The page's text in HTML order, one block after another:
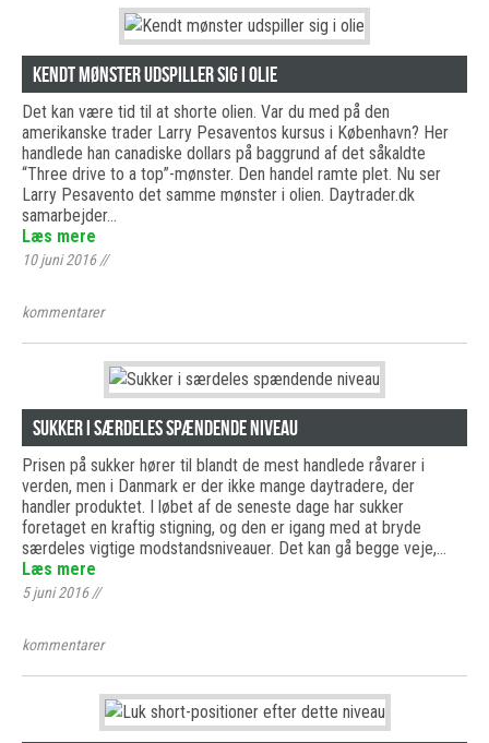
Kendt mønster udspiller sig i olie
Det kan være tid til at shorte olien. Var du med på den
amerikanske trader Larry Pesaventos kursus i København? Her
handlede han canadiske dollars på baggrund af det såkaldte
“Three drive to a top”-mønster. Den handel ramte plet. Nu ser
Larry Pesavento det samme mønster i olien. Daytrader.dk
samarbejder…
Læs mere
10 juni 2016//
kommentarer
Sukker i særdeles spændende niveau
Prisen på sukker hører til blandt de mest handlede råvarer i
verden, men i Danmark er der ikke mange daytradere, der
handler produktet. I løbet af de seneste dage har sukker
foretaget en kraftig stigning, og den er igang med at bryde
særdeles vigtige modstandsniveauer. Det kan gå begge veje,…
Læs mere
5 juni 2016//
kommentarer